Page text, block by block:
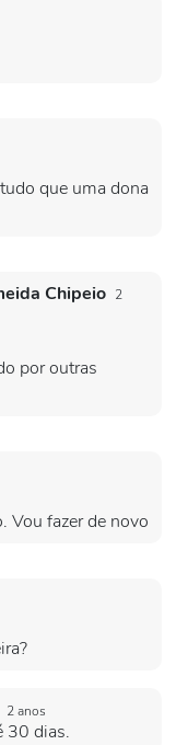
que uma dona
Chipeio 2
por outras
Vou fazer de novo
2 anos
30 dias.